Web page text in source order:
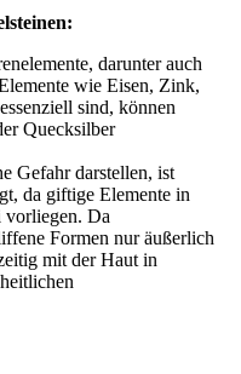
darunter auch
wie Eisen, Zink,
sind, können
Quecksilber
Gefahr darstellen, ist
da giftige Elemente in
vorliegen. Da
Formen nur äußerlich
mit der Haut in